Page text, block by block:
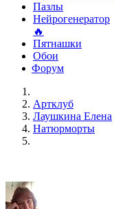
Пазлы
Нейрогенератор
🔥
Пятнашки
Обои
Форум
Артклуб
Лаушкина Елена
Натюрморты